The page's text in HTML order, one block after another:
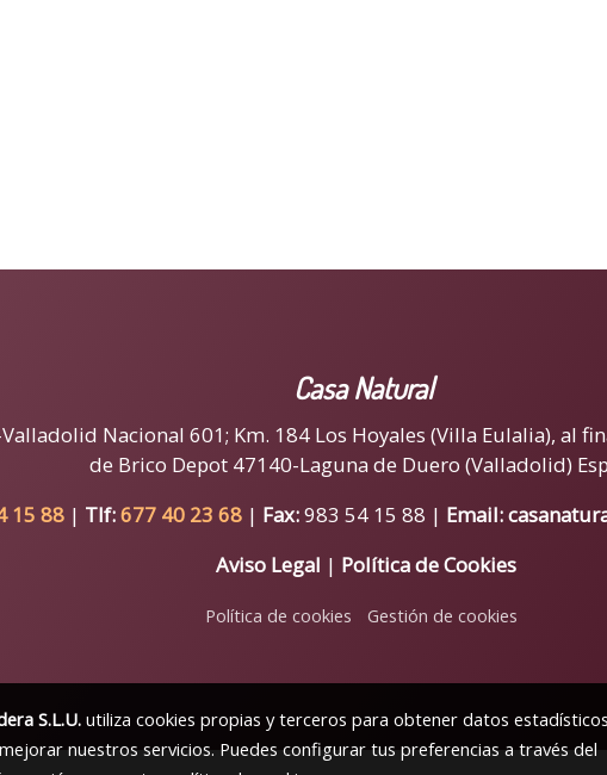
Casa Natural
Nacional 601; Km. 184 Los Hoyales (Villa Eulalia), al
de Brico Depot 47140-Laguna de Duero (Valladolid)
15 88| Tlf:677 40 23 68 | Fax:983 54 15 88 | Email:
Aviso Legal | Política de Cookies
Política de cookies Gestión de cookies
S.L.U.utiliza cookies propias y terceros para obtener datos
nuestros servicios. Puedes configurar tus preferencias a través del